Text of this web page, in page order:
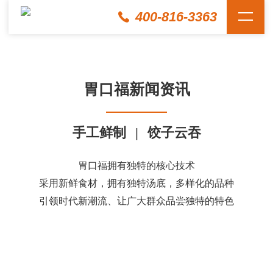
400-816-3363
胃口福新闻资讯
手工鲜制 | 饺子云吞
胃口福拥有独特的核心技术
采用新鲜食材，拥有独特汤底，多样化的品种
引领时代新潮流、让广大群众品尝独特的特色